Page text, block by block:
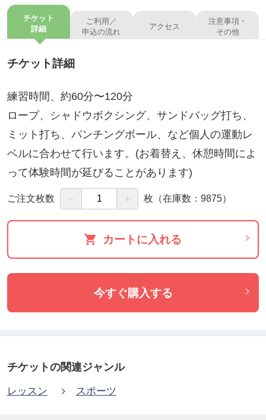
チケット
詳細
ご利用／
申込の流れ
アクセス
注意事項・
その他
チケット詳細
練習時間、約60分〜120分
ロープ、シャドウボクシング、サンドバッグ打ち、
ミット打ち、パンチングボール、など個人の運動レ
ベルに合わせて行います。(お着替え、休憩時間によ
って体験時間が延びることがあります)
ご注文枚数 － ＋ 枚 （在庫数：9875）
カートに入れる
今すぐ購入する
チケットの関連ジャンル
レッスン スポーツ